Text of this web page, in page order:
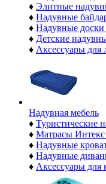
♦ Элитные
♦ Надувные
♦ Надувные доски
♦ Детские
♦ Аксессуары для
Надувная мебель
♦ Туристические
♦ Матрасы Интекс
♦ Надувные
♦ Надувные
♦ Аксессуары для